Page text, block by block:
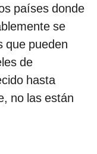
países donde
se
que pueden
de
hasta
no las están